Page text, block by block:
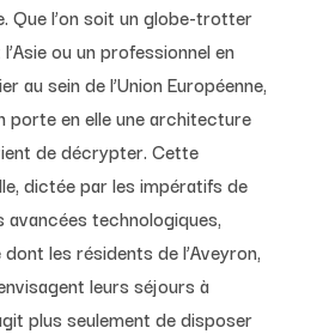
Que l’on soit un globe-trotter
ou un professionnel en
au sein de l’Union Européenne,
porte en elle une architecture
de décrypter. Cette
dictée par les impératifs de
technologiques,
les résidents de l’Aveyron,
leurs séjours à
plus seulement de disposer